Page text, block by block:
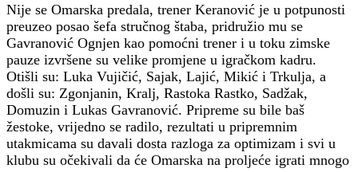
Nije se Omarska predala, trener Keranović je u potpunosti
preuzeo posao šefa stručnog štaba, pridružio mu se
Gavranović Ognjen kao pomoćni trener i u toku zimske
pauze izvršene su velike promjene u igračkom kadru.
Otišli su: Luka Vujičić, Sajak, Lajić, Mikić i Trkulja, a
došli su: Zgonjanin, Kralj, Rastoka Rastko, Sadžak,
Domuzin i Lukas Gavranović. Pripreme su bile baš
žestoke, vrijedno se radilo, rezultati u pripremnim
utakmicama su davali dosta razloga za optimizam i svi u
klubu su očekivali da će Omarska na proljeće igrati mnogo